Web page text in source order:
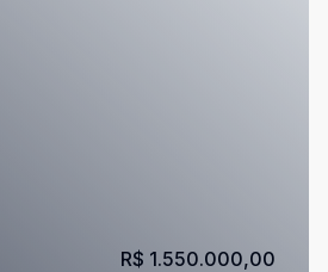
R$ 1.550.000,00